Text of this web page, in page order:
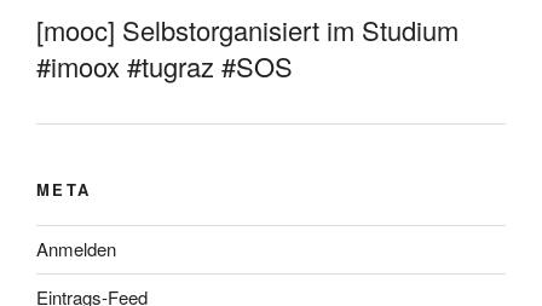
[mooc] Selbstorganisiert im Studium
#imoox #tugraz #SOS
META
Anmelden
Eintrags-Feed